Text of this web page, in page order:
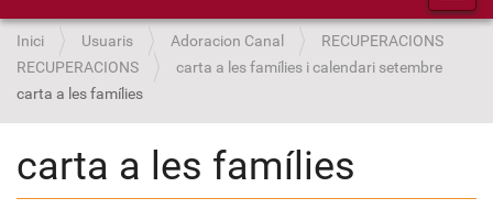
Inici Usuaris Adoracion Canal
RECUPERACIONS
RECUPERACIONS
carta a les famílies i calendari setembre
carta a les famílies
carta a les famílies